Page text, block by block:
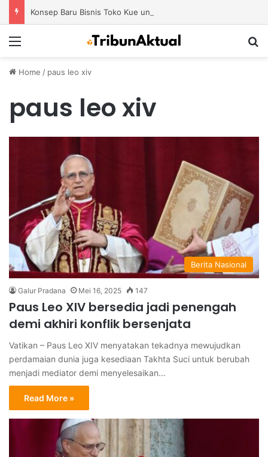
Home / paus leo xiv
paus leo xiv
Berita Nasional
Galur Pradana Mei 16, 2025 147
Paus Leo XIV bersedia jadi penengah
demi akhiri konflik bersenjata
Vatikan – Paus Leo XIV menyatakan tekadnya mewujudkan
perdamaian dunia juga kesediaan Takhta Suci untuk berubah
menjadi mediator demi menyelesaikan…
Read More »